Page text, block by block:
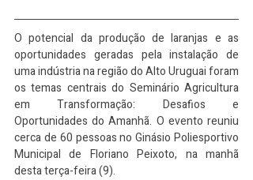
O potencial da produção de laranjas e as
oportunidades geradas pela instalação de
uma indústria na região do Alto Uruguai foram
os temas centrais do Seminário Agricultura
em Transformação: Desafios e
Oportunidades do Amanhã. O evento reuniu
cerca de 60 pessoas no Ginásio Poliesportivo
Municipal de Floriano Peixoto, na manhã
desta terça-feira (9).